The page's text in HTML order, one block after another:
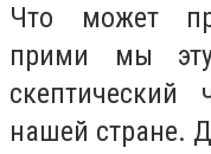
Что может
прими мы
нашей стране.